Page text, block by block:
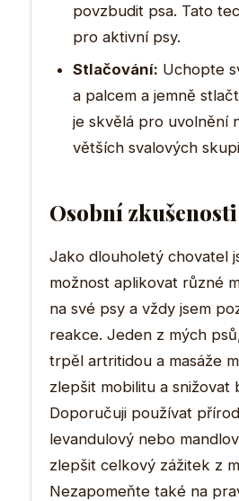
povzbudit psa. Tato
pro aktivní psy.
Stlačování: Uchopte
a palcem a jemně
je skvělá pro uvolnění
větších svalových
Osobní
Jako dlouholetý chovatel
možnost aplikovat různé
na své psy a vždy jsem
reakce. Jeden z mých
trpěl artritidou a masáže
zlepšit mobilitu a snižovat
Doporučuji používat
levandulový nebo
zlepšit celkový zážitek z
Nezapomeňte také na